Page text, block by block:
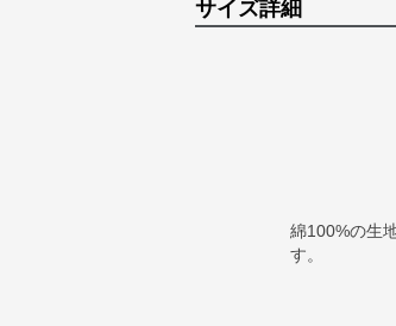
サイズ詳細
綿100%の生
す。